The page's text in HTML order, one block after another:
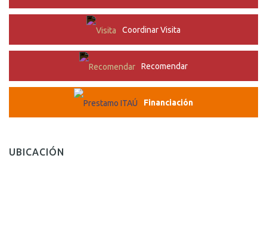
Coordinar Visita
Recomendar
Financiación
UBICACIÓN